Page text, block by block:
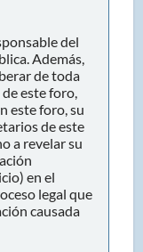
del
Además,
de toda
este foro,
este foro, su
de este
a revelar su
en el
legal que
causada